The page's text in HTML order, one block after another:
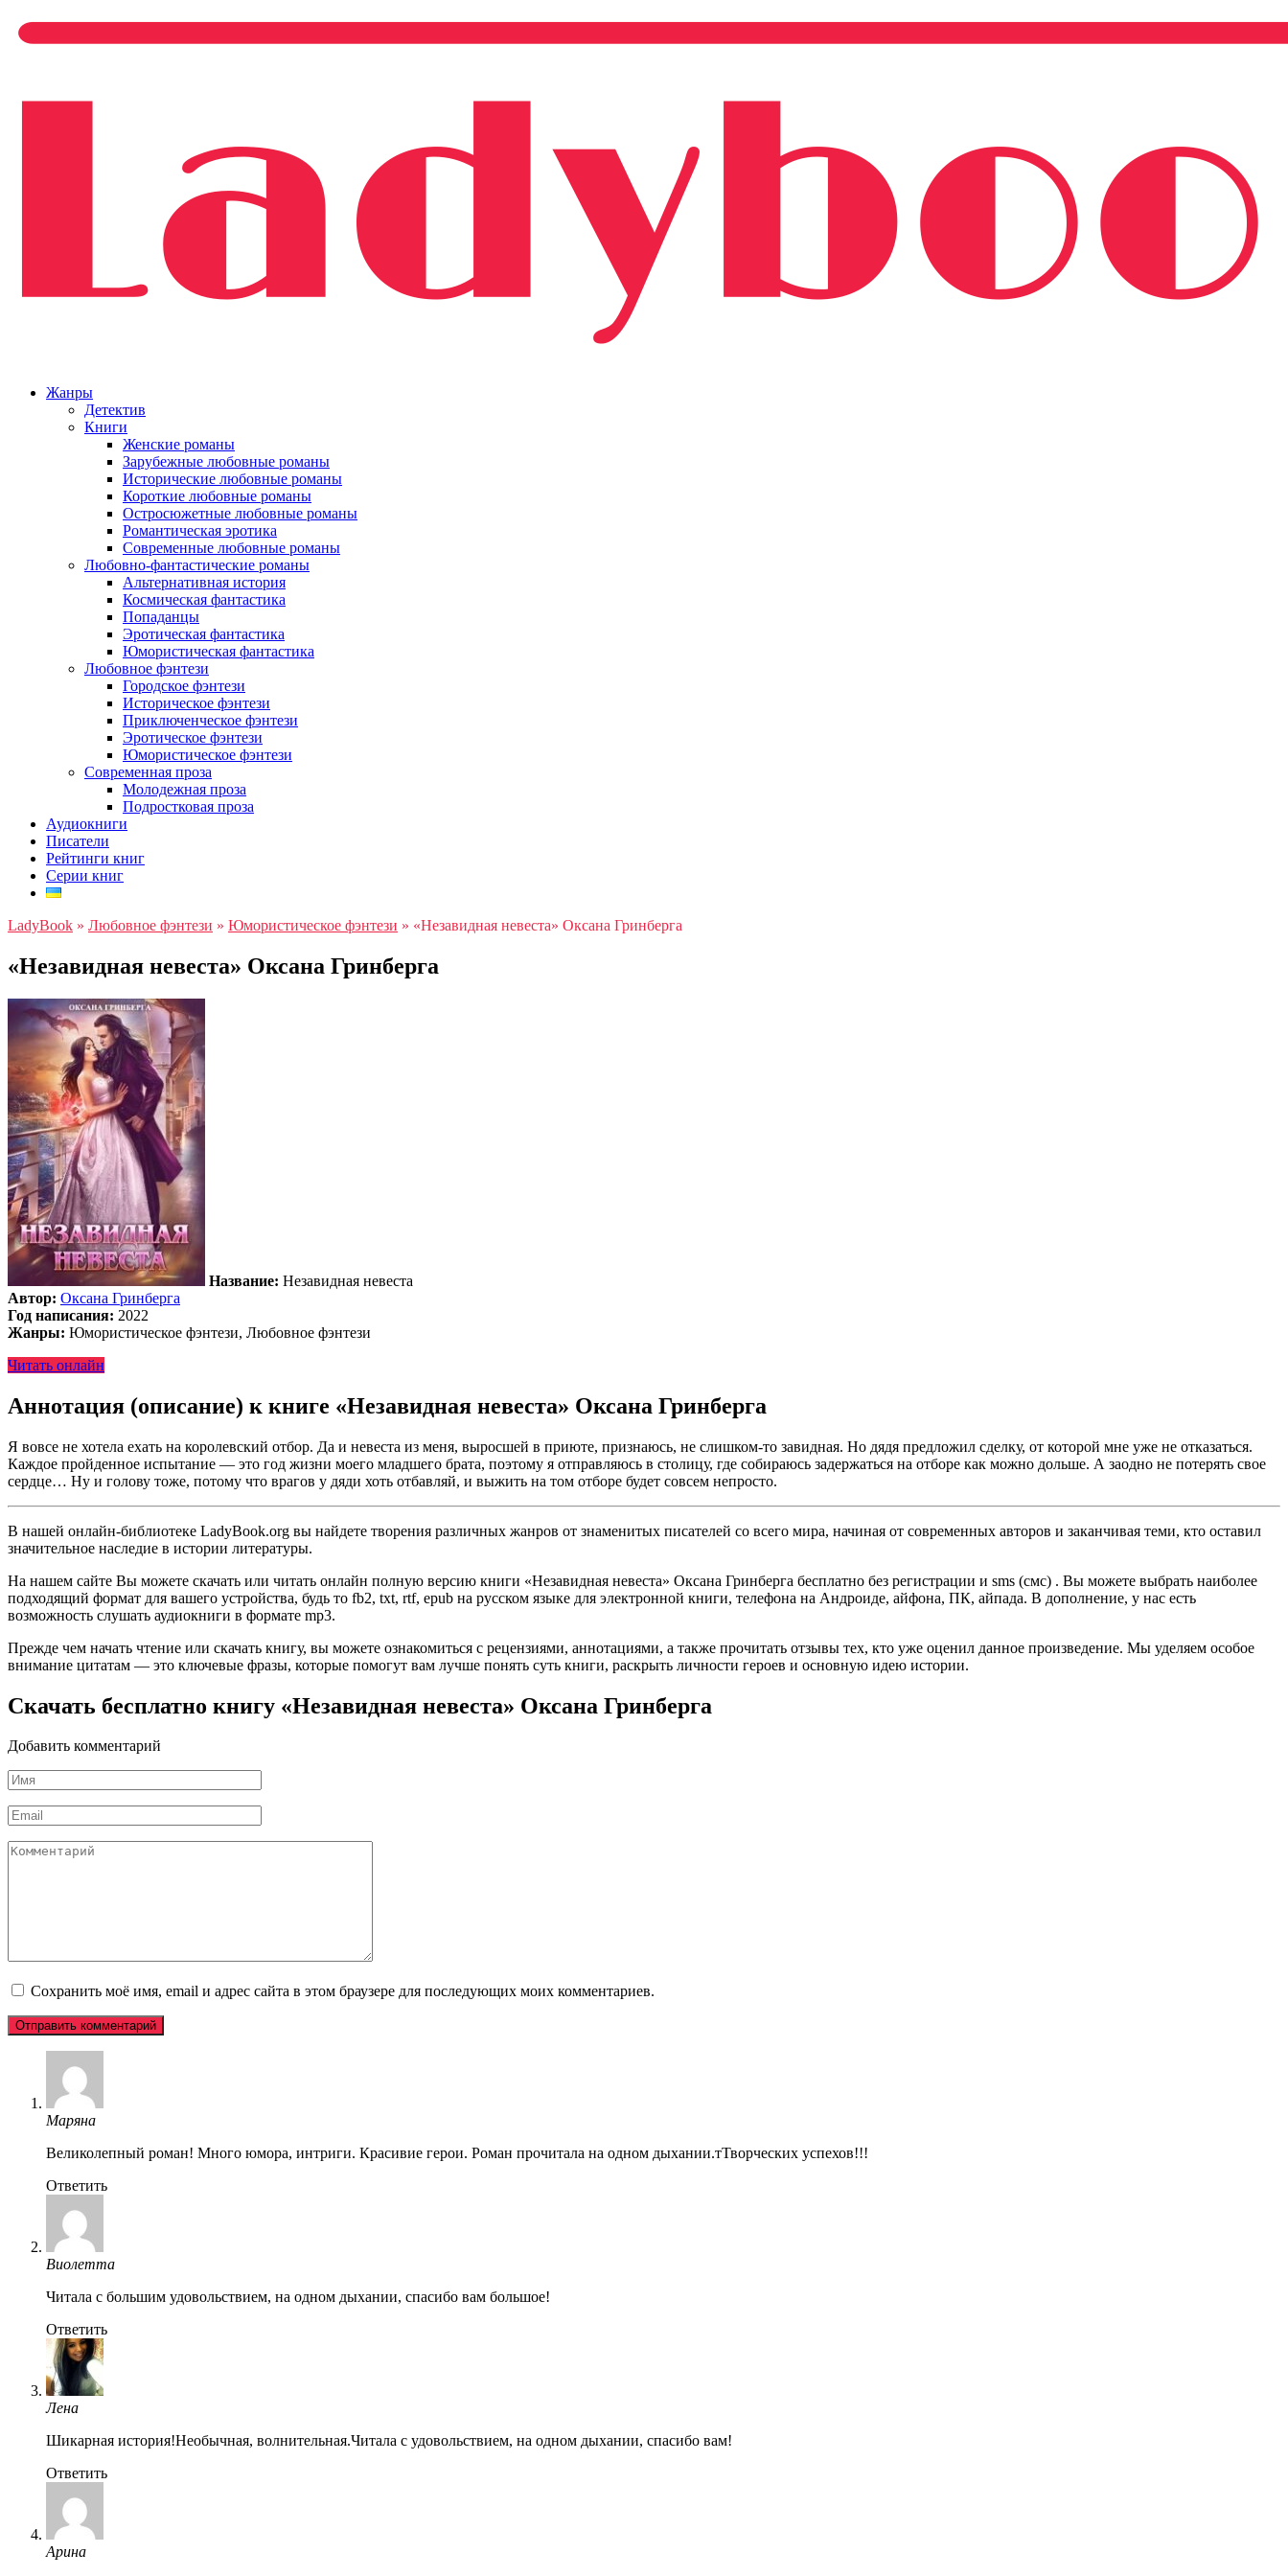
Жанры
Детектив
Книги
Женские романы
Зарубежные любовные романы
Исторические любовные романы
Короткие любовные романы
Остросюжетные любовные романы
Романтическая эротика
Современные любовные романы
Любовно-фантастические романы
Альтернативная история
Космическая фантастика
Попаданцы
Эротическая фантастика
Юмористическая фантастика
Любовное фэнтези
Городское фэнтези
Историческое фэнтези
Приключенческое фэнтези
Эротическое фэнтези
Юмористическое фэнтези
Современная проза
Молодежная проза
Подростковая проза
Аудиокниги
Писатели
Рейтинги книг
Серии книг
LadyBook » Любовное фэнтези » Юмористическое фэнтези » «Незавидная невеста» Оксана Гринберга
«Незавидная невеста» Оксана Гринберга
Название: Незавидная невеста
Автор: Оксана Гринберга
Год написания: 2022
Жанры: Юмористическое фэнтези, Любовное фэнтези
Читать онлайн
Аннотация (описание) к книге «Незавидная невеста» Оксана Гринберга
Я вовсе не хотела ехать на королевский отбор. Да и невеста из меня, выросшей в приюте, признаюсь, не слишком-то завидная. Но дядя предложил сделку, от которой мне уже не отказаться.
Каждое пройденное испытание — это год жизни моего младшего брата, поэтому я отправляюсь в столицу, где собираюсь задержаться на отборе как можно дольше. А заодно не потерять свое
сердце… Ну и голову тоже, потому что врагов у дяди хоть отбавляй, и выжить на том отборе будет совсем непросто.
В нашей онлайн-библиотеке LadyBook.org вы найдете творения различных жанров от знаменитых писателей со всего мира, начиная от современных авторов и заканчивая теми, кто оставил
значительное наследие в истории литературы.
На нашем сайте Вы можете скачать или читать онлайн полную версию книги «Незавидная невеста» Оксана Гринберга бесплатно без регистрации и sms (смс) . Вы можете выбрать наиболее
подходящий формат для вашего устройства, будь то fb2, txt, rtf, epub на русском языке для электронной книги, телефона на Андроиде, айфона, ПК, айпада. В дополнение, у нас есть
возможность слушать аудиокниги в формате mp3.
Прежде чем начать чтение или скачать книгу, вы можете ознакомиться с рецензиями, аннотациями, а также прочитать отзывы тех, кто уже оценил данное произведение. Мы уделяем особое
внимание цитатам — это ключевые фразы, которые помогут вам лучше понять суть книги, раскрыть личности героев и основную идею истории.
Скачать бесплатно книгу «Незавидная невеста» Оксана Гринберга
Добавить комментарий
Имя
*
Email
*
Комментарий
Сохранить моё имя, email и адрес сайта в этом браузере для последующих моих комментариев.
Маряна
Великолепный роман! Много юмора, интриги. Красивие герои. Роман прочитала на одном дыхании.тТворческих успехов!!!
Ответить
Виолетта
Читала с большим удовольствием, на одном дыхании, спасибо вам большое!
Ответить
Лена
Шикарная история!Необычная, волнительная.Читала с удовольствием, на одном дыхании, спасибо вам!
Ответить
Арина